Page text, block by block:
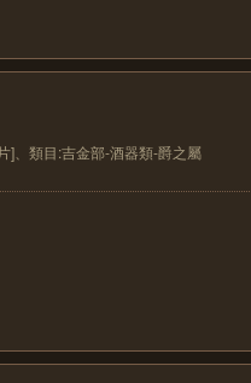
]、類目:吉金部-酒器類-爵之屬